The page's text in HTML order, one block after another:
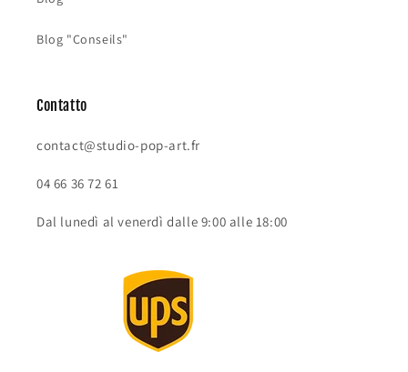
Blog "Conseils"
Contatto
contact@studio-pop-art.fr
04 66 36 72 61
Dal lunedì al venerdì dalle 9:00 alle 18:00